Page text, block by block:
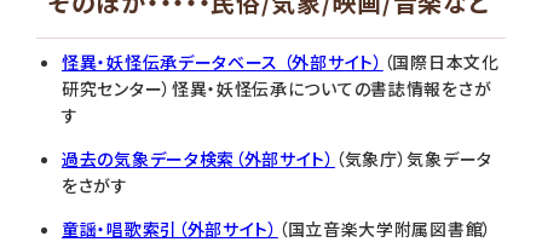
怪異・妖怪伝承データベース （外部サイト） （国際日本文化
研究センター）怪異・妖怪伝承についての書誌情報をさが
す
過去の気象データ検索（外部サイト） （気象庁）気象データ
をさがす
童謡・唱歌索引（外部サイト） （国立音楽大学附属図書館）